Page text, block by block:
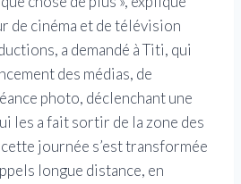
de cinéma et de télévision
a demandé à Titi, qui
des médias, de
photo, déclenchant une
les a fait sortir de la zone des
cette journée s’est transformée
longue distance, en